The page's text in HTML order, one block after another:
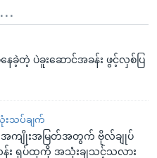
ေခဲ့တဲ့ ပဲခူးဆောင်အခန်း ဖွင့်လှစ်ပြ
သပ်ချက်
အကျိုးအမြတ်အတွက် ဗိုလ်ချုပ်
း ရုပ်ထုကို အသုံးချသင့်သလား